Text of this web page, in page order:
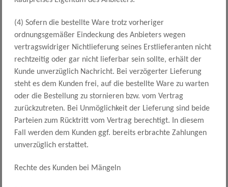
(4) Sofern die bestellte Ware trotz vorheriger
ordnungsgemäßer Eindeckung des Anbieters wegen
vertragswidriger Nichtlieferung seines Erstlieferanten nicht
rechtzeitig oder gar nicht lieferbar sein sollte, erhält der
Kunde unverzüglich Nachricht. Bei verzögerter Lieferung
steht es dem Kunden frei, auf die bestellte Ware zu warten
oder die Bestellung zu stornieren bzw. vom Vertrag
zurückzutreten. Bei Unmöglichkeit der Lieferung sind beide
Parteien zum Rücktritt vom Vertrag berechtigt. In diesem
Fall werden dem Kunden ggf. bereits erbrachte Zahlungen
unverzüglich erstattet.
Rechte des Kunden bei Mängeln